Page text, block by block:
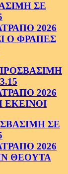
ΣΕ
2026
Ο ΦΡΑΠΕΣ
2026
ΕΚΕΙΝΟΙ
ΣΕ
2026
ΘΕΟΥΤΑ